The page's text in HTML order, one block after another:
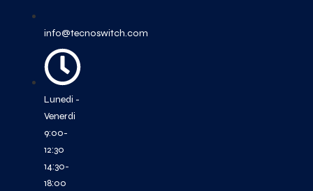
info@tecnoswitch.com
Lunedi -
Venerdi
9:00-
12:30
14:30-
18:00